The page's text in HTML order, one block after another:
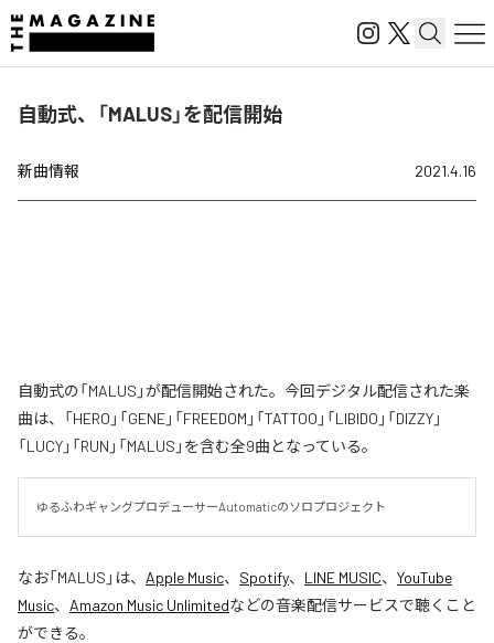
自動式、「MALUS」を配信開始
新曲情報 2021.4.16
自動式の「MALUS」が配信開始された。今回デジタル配信された楽
曲は、「HERO」「GENE」「FREEDOM」「TATTOO」「LIBIDO」「DIZZY」
「LUCY」「RUN」「MALUS」を含む全9曲となっている。
ゆるふわギャングプロデューサーAutomaticのソロプロジェクト
なお「MALUS 」は、 Apple Music、 Spotify、 LINE MUSIC、 YouTube
Music、 Amazon Music Unlimitedなどの音楽配信サービスで聴くこと
ができる。